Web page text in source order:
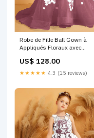
Robe de Fille Ball Gown à
Appliqués Floraux avec
Clara
US$ 128.00
★★★★★ 4.3 (15 reviews)